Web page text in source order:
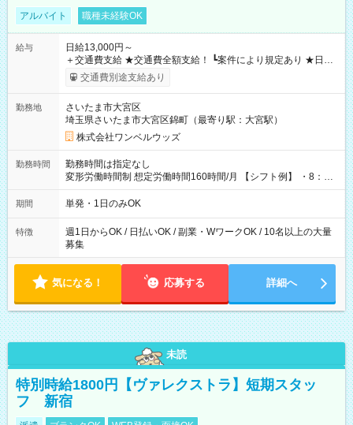
アルバイト 職種未経験OK
給与
日給13,000円～
＋交通費支給 ★交通費全額支給！ ┗案件により規定あり ★日払
いOK！（規定あり） ┗働いたその日に現金GET♪ お仕事後はコ
ンビニATMから 日払い分を引き落とせます！ 【試用期間】試
交通費別途支給あり
勤務地
さいたま市大宮区
埼玉県さいたま市大宮区錦町（最寄り駅：大宮駅）
株式会社ワンベルウッズ
勤務時間
勤務時間は指定なし
変形労働時間制 想定労働時間160時間/月 【シフト例】 ・8：00
～21：00
期間 単発・1日のみOK
特徴
週1日からOK / 日払いOK / 副業・WワークOK / 10名以上の大量
募集
気になる！ 応募する 詳細へ
未読
特別時給1800円【ヴァレクストラ】短期スタッ
フ 新宿